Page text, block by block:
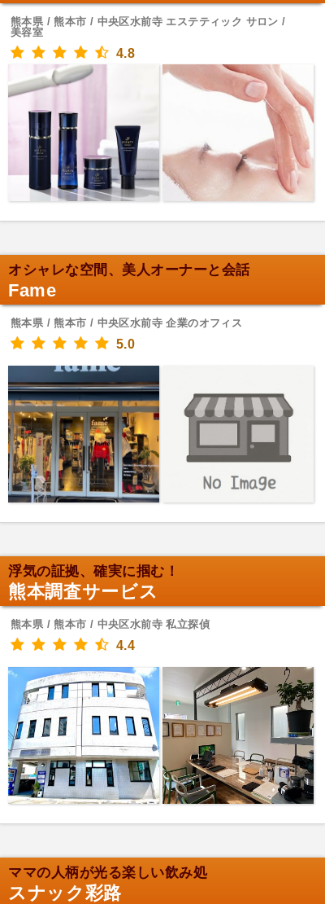
熊本県 / 熊本市 / 中央区水前寺 エステティック サロン /
美容室
4.8
オシャレな空間、美人オーナーと会話
Fame
熊本県 / 熊本市 / 中央区水前寺 企業のオフィス
5.0
浮気の証拠、確実に掴む！
熊本調査サービス
熊本県 / 熊本市 / 中央区水前寺 私立探偵
4.4
ママの人柄が光る楽しい飲み処
スナック彩路